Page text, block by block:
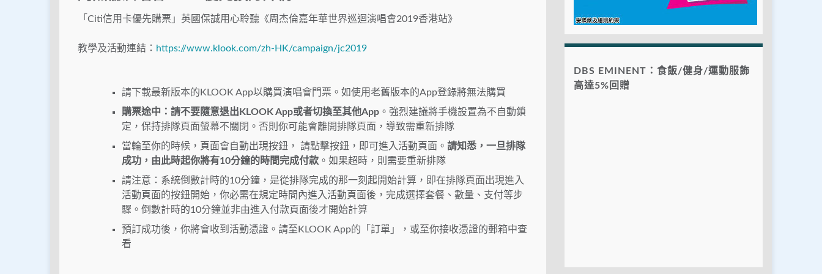
「Citi信用卡優先購票」英國保誠用心聆聽《周杰倫嘉年華世界巡迴演唱會2019香港站》
教學及活動連結： https://www.klook.com/zh-HK/campaign/jc2019
請下載最新版本的KLOOK App以購買演唱會門票。如使用老舊版本的App登錄將無法購買
購票途中：請不要隨意退出KLOOK App或者切換至其他App 。強烈建議將手機設置為不自動鎖
定，保持排隊頁面螢幕不關閉。否則你可能會離開排隊頁面，導致需重新排隊
當輪至你的時候，頁面會自動出現按鈕， 請點擊按鈕，即可進入活動頁面。 請知悉，一旦排隊
成功，由此時起你將有10分鐘的時間完成付款 。如果超時，則需要重新排隊
請注意：系統倒數計時的10分鐘，是從排隊完成的那一刻起開始計算，即在排隊頁面出現進入
活動頁面的按鈕開始，你必需在規定時間內進入活動頁面後，完成選擇套餐、數量、支付等步
驟。倒數計時的10分鐘並非由進入付款頁面後才開始計算
預訂成功後，你將會收到活動憑證。請至KLOOK App的「訂單」，或至你接收憑證的郵箱中查
看
DBS EMINENT：食飯/健身/運動服飾
高達5%回贈